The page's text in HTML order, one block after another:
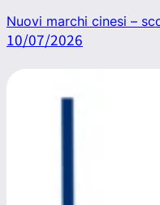
Nuovi marchi cinesi –
10/07/2026